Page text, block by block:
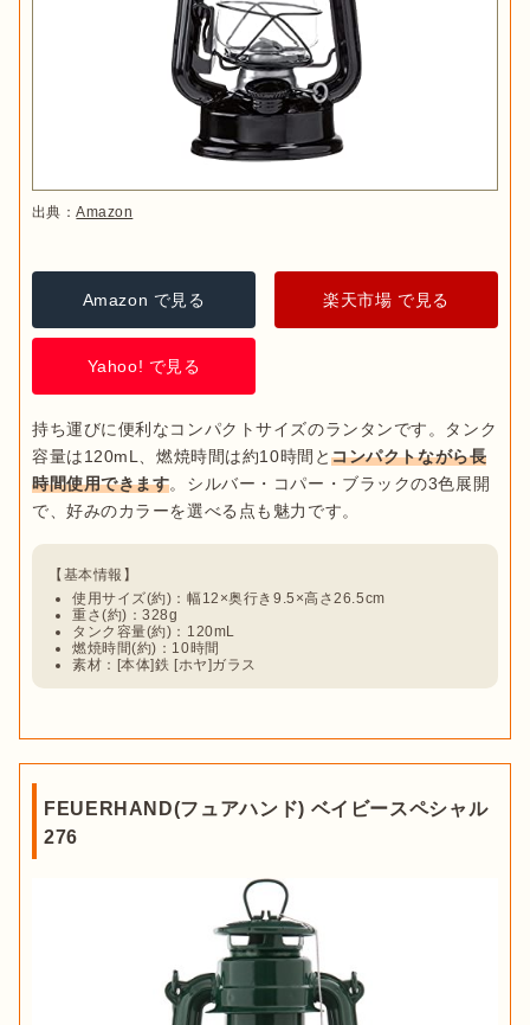
出典：Amazon
容量 燃焼時間
500mL 約25時間
オイルランタンの連続燃焼時間はタンクの容量で決まります。
容量は100〜500mL以上とさまざまですが、使用シーンに合わ
せて選ぶことが重要です。
1泊であれば300mL程度、連泊キャンプで燃料の継ぎ足しの手
間を減らしたい場合は500mL以上のランタンを選びましょう。
大きな芯を使ったり強い炎で照らし続けたりすると、燃料の減
出典：Amazon
Amazon で見る 楽天市場 で見る
Yahoo! で見る
持ち運びに便利なコンパクトサイズのランタンです。タンク
容量は120mL、燃焼時間は約10時間とコンパクトながら長
時間使用できます。シルバー・コパー・ブラックの3色展開
使用サイズ(約)：幅12×奥行き9.5×高さ26.5cm
重さ(約)：328g
タンク容量(約)：120mL
燃焼時間(約)：10時間
素材：[本体]鉄 [ホヤ]ガラス
FEUERHAND(フュアハンド) ベイビースペシャル
276